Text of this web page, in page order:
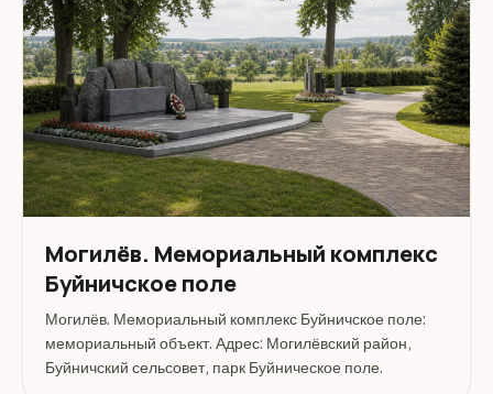
Могилёв. Мемориальный комплекс
Буйничское поле
Могилёв. Мемориальный комплекс Буйничское поле:
мемориальный объект. Адрес: Могилёвский район,
Буйничский сельсовет, парк Буйническое поле.